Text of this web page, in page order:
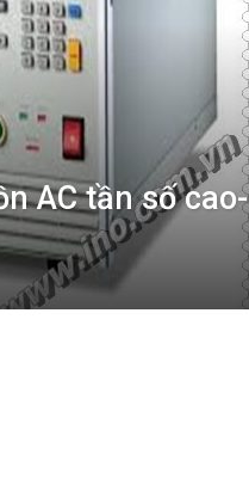
AC tần số cao-